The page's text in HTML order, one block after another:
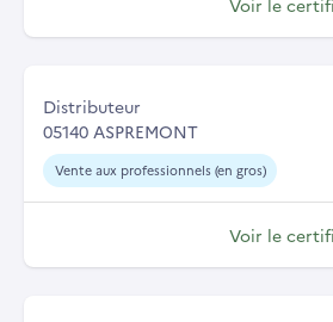
Distributeur
05140 ASPREMONT
Vente aux professionnels (en gros)
Voir le